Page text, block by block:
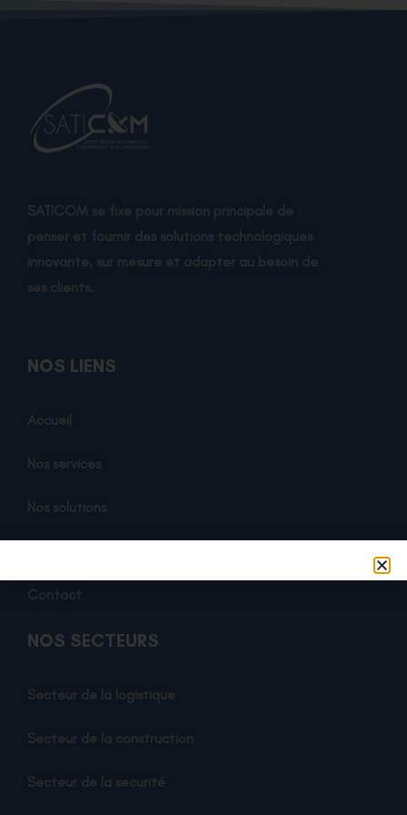
SATICOM se fixe pour mission principale de
penser et fournir des solutions technologiques
innovante, sur mesure et adapter au besoin de
ses clients.
NOS LIENS
Accueil
Nos services
Nos solutions
Contact
NOS SECTEURS
Secteur de la logistique
Secteur de la construction
Secteur de la securité